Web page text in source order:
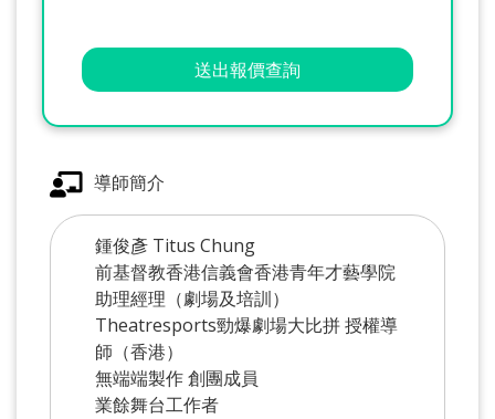
送出報價查詢
導師簡介
鍾俊彥 Titus Chung
前基督教香港信義會香港青年才藝學院
助理經理（劇場及培訓）
Theatresports勁爆劇場大比拼 授權導
師（香港）
無端端製作 創團成員
業餘舞台工作者